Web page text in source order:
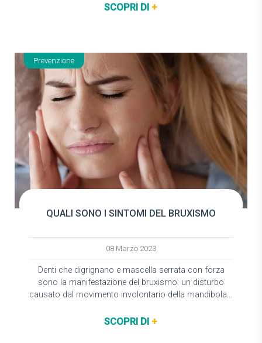
SCOPRI DI +
Prevenzione
QUALI SONO I SINTOMI DEL BRUXISMO
08 Marzo 2023
Denti che digrignano e mascella serrata con forza
sono la manifestazione del bruxismo: un disturbo
causato dal movimento involontario della mandibola e
SCOPRI DI +